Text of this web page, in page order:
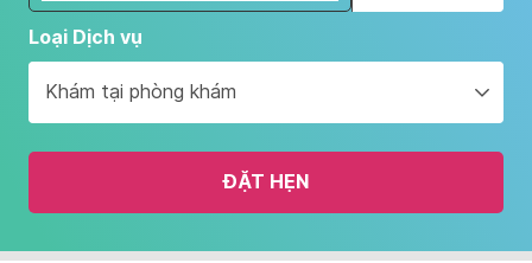
Navigate
forward
interact
with
the
and
Loại Dịch vụ
Khám tại phòng khám
ĐẶT HẸN